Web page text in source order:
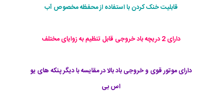
قابلیت خنک کردن با استفاده از محفظه مخصوص آب
دارای 2 دریچه باد خروجی قابل تنظیم به زوایای مختلف
دارای موتور قوی و خروجی باد بالا در مقایسه با دیگر پنکه های یو
اس بی